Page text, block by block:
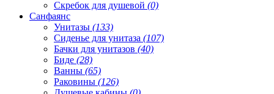
Скребок для душевой (0)
Санфаянс
Унитазы (133)
Сиденье для унитаза (107)
Бачки для унитазов (40)
Биде (28)
Ванны (65)
Раковины (126)